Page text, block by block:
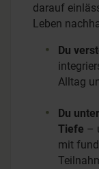
darauf
Leben
Du
Alltag
Du
Tiefe –
mit